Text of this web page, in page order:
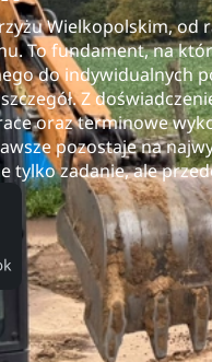
Wielkopolskim, od
To fundament, na
do indywidualnych
Z
oraz terminowe
pozostaje na
tylko zadanie, ale